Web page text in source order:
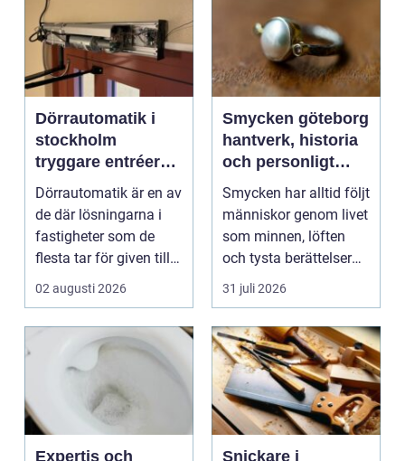
Dörrautomatik i
stockholm
tryggare entréer
och bättre
tillgänglighet
Dörrautomatik är en av
de där lösningarna i
fastigheter som de
flesta tar för given tills
den sakna...
02 augusti 2026
Smycken göteborg
hantverk, historia
och personligt
uttryck
Smycken har alltid följt
människor genom livet
som minnen, löften
och tysta berättelser
nära huden....
31 juli 2026
Expertis och
Snickare i